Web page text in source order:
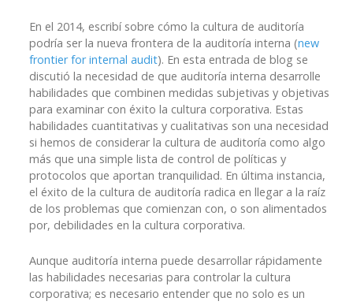
En el 2014, escribí sobre cómo la cultura de auditoría
podría ser la nueva frontera de la auditoría interna (new
frontier for internal audit). En esta entrada de blog se
discutió la necesidad de que auditoría interna desarrolle
habilidades que combinen medidas subjetivas y objetivas
para examinar con éxito la cultura corporativa. Estas
habilidades cuantitativas y cualitativas son una necesidad
si hemos de considerar la cultura de auditoría como algo
más que una simple lista de control de políticas y
protocolos que aportan tranquilidad. En última instancia,
el éxito de la cultura de auditoría radica en llegar a la raíz
de los problemas que comienzan con, o son alimentados
por, debilidades en la cultura corporativa.
Aunque auditoría interna puede desarrollar rápidamente
las habilidades necesarias para controlar la cultura
corporativa; es necesario entender que no solo es un